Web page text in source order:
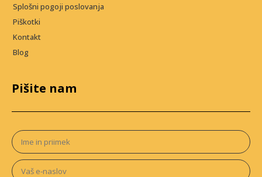
Splošni pogoji poslovanja
Piškotki
Kontakt
Blog
Pišite nam